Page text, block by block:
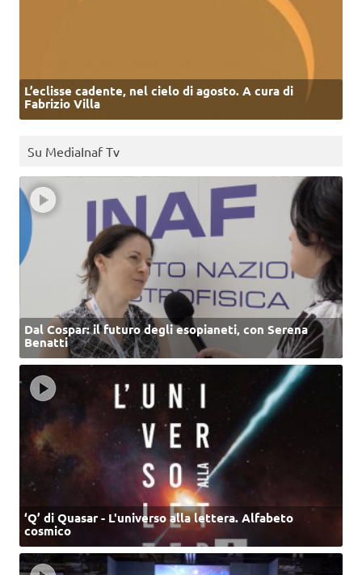
L’eclisse cadente, nel cielo di agosto. A cura di
Fabrizio Villa
Su MediaInaf Tv
Dal Cospar: il futuro degli esopianeti, con Serena
Benatti
‘Q’ di Quasar - L'universo alla lettera. Alfabeto
cosmico